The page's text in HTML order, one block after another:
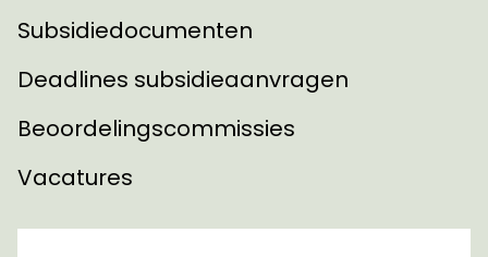
Subsidiedocumenten
Deadlines subsidieaanvragen
Beoordelingscommissies
Vacatures